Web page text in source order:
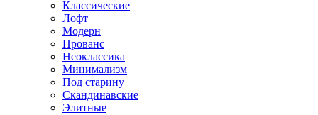
Классические
Лофт
Модерн
Прованс
Неоклассика
Минимализм
Под старину
Скандинавские
Элитные